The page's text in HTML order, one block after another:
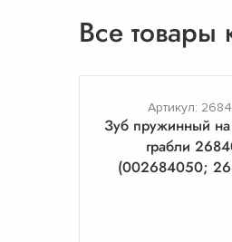
Все товары
Артикул:
Зуб пружинный
грабли
(002684050;